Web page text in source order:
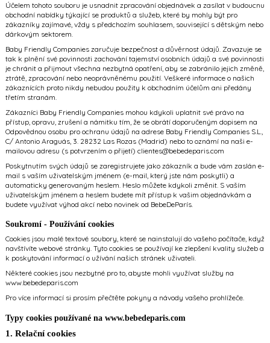
Účelem tohoto souboru je usnadnit zpracování objednávek a zasílat v budoucnu
obchodní nabídky týkající se produktů a služeb, které by mohly být pro
zákazníky zajímavé, vždy s předchozím souhlasem, související s dětským nebo
dárkovým sektorem.
Baby Friendly Companies zaručuje bezpečnost a důvěrnost údajů. Zavazuje se
tak k plnění své povinnosti zachování tajemství osobních údajů a své povinnosti
je chránit a přijmout všechna nezbytná opatření, aby se zabránilo jejich změně,
ztrátě, zpracování nebo neoprávněnému použití. Veškeré informace o našich
zákaznících proto nikdy nebudou použity k obchodním účelům ani předány
třetím stranám.
Zákazníci Baby Friendly Companies mohou kdykoli uplatnit své právo na
přístup, opravu, zrušení a námitku tím, že se obrátí doporučeným dopisem na
Odpovědnou osobu pro ochranu údajů na adrese Baby Friendly Companies S.L.,
C/ Antonio Araguás, 3. 28232 Las Rozas (Madrid) nebo to oznámí na naši e-
mailovou adresu (s potvrzením o přijetí) clientes@bebedeparis.com
Poskytnutím svých údajů se zaregistrujete jako zákazník a bude vám zaslán e-
mail s vaším uživatelským jménem (e-mail, který jste nám poskytli) a
automaticky generovaným heslem. Heslo můžete kdykoli změnit. S vaším
uživatelským jménem a heslem budete mít přístup k vašim objednávkám a
budete využívat výhod akcí nebo novinek od BebeDeParís.
Soukromí - Používání cookies
Cookies jsou malé textové soubory, které se nainstalují do vašeho počítače, když
navštívíte webové stránky. Tyto cookies se používají ke zlepšení kvality služeb a
k poskytování informací o užívání našich stránek uživateli.
Některé cookies jsou nezbytné pro to, abyste mohli využívat služby na
www.bebedeparis.com
Pro více informací si prosím přečtěte pokyny a návody vašeho prohlížeče.
Typy cookies používané na www.bebedeparis.com
1. Relační cookies